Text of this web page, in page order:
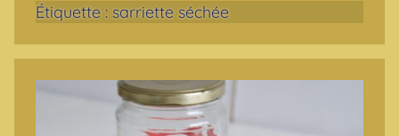
Étiquette : sarriette séchée